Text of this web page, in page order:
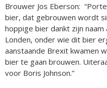
Brouwer Jos Eberson:
bier, dat gebrouwen wordt
hoppige bier dankt zijn naam
Londen, onder wie dit bier
aanstaande Brexit kwamen
bier te gaan brouwen.
voor Boris Johnson.”